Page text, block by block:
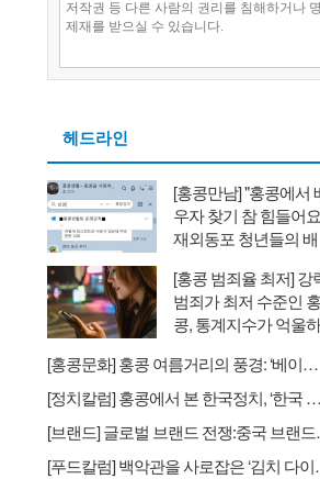
헤드라인
[홍콩만남] "홍콩에서
우자 찾기 참 힘들어
재외동포 청년들의 배
안
[홍콩 범죄율 최저] 강
범죄가 최저 수준인 홍
콩, 통계지수가 억울하
[홍콩문화] 홍콩 여름거리의 풍경: ‘베이징 비키니’
[정치칼럼] 홍콩에서 본 한국정치, ‘한국 정치인들의 싸움이 날마다 헤드라인’
[브랜드]
[푸드칼럼] 백악